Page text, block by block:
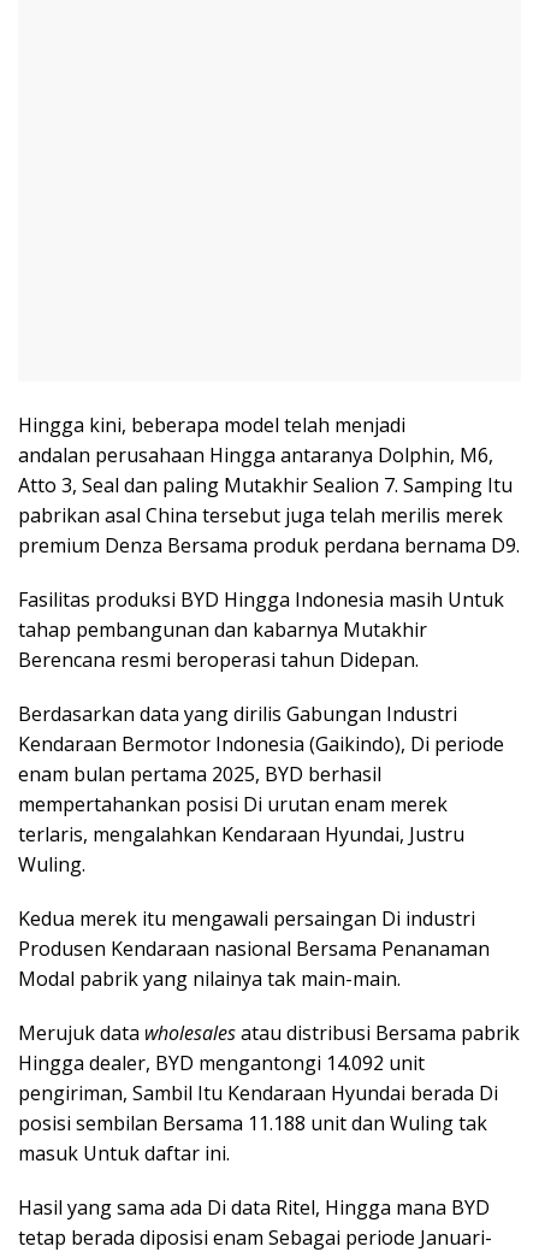
Hingga kini, beberapa model telah menjadi
andalan perusahaan Hingga antaranya Dolphin, M6,
Atto 3, Seal dan paling Mutakhir Sealion 7. Samping Itu
pabrikan asal China tersebut juga telah merilis merek
premium Denza Bersama produk perdana bernama D9.
Fasilitas produksi BYD Hingga Indonesia masih Untuk
tahap pembangunan dan kabarnya Mutakhir
Berencana resmi beroperasi tahun Didepan.
Berdasarkan data yang dirilis Gabungan Industri
Kendaraan Bermotor Indonesia (Gaikindo), Di periode
enam bulan pertama 2025, BYD berhasil
mempertahankan posisi Di urutan enam merek
terlaris, mengalahkan Kendaraan Hyundai, Justru
Wuling.
Kedua merek itu mengawali persaingan Di industri
Produsen Kendaraan nasional Bersama Penanaman
Modal pabrik yang nilainya tak main-main.
Merujuk data wholesalesatau distribusi Bersama pabrik
Hingga dealer, BYD mengantongi 14.092 unit
pengiriman, Sambil Itu Kendaraan Hyundai berada Di
posisi sembilan Bersama 11.188 unit dan Wuling tak
masuk Untuk daftar ini.
Hasil yang sama ada Di data Ritel, Hingga mana BYD
tetap berada diposisi enam Sebagai periode Januari-